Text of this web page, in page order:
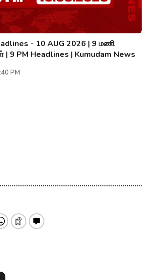
- 10 AUG 2026 | 9 மணி
| 9 PM Headlines | Kumudam News
PM